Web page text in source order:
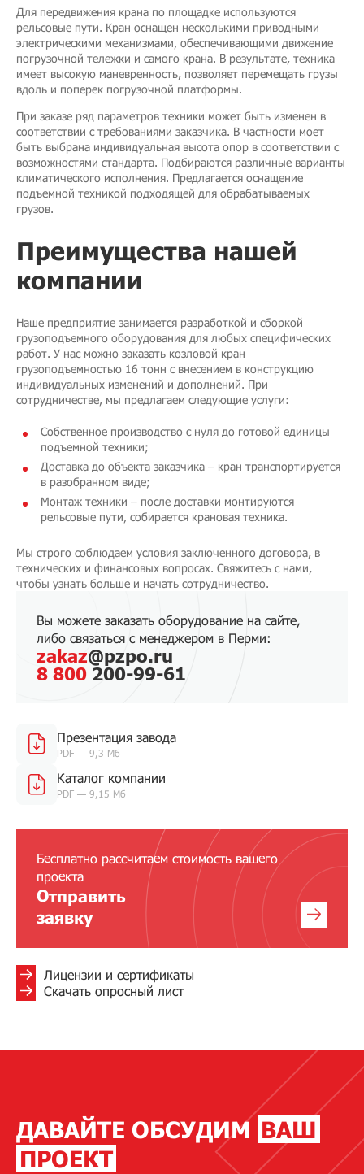
Для передвижения крана по площадке используются
рельсовые пути. Кран оснащен несколькими приводными
электрическими механизмами, обеспечивающими движение
погрузочной тележки и самого крана. В результате, техника
имеет высокую маневренность, позволяет перемещать грузы
вдоль и поперек погрузочной платформы.
При заказе ряд параметров техники может быть изменен в
соответствии с требованиями заказчика. В частности моет
быть выбрана индивидуальная высота опор в соответствии с
возможностями стандарта. Подбираются различные варианты
климатического исполнения. Предлагается оснащение
подъемной техникой подходящей для обрабатываемых
грузов.
Преимущества нашей
компании
Наше предприятие занимается разработкой и сборкой
грузоподъемного оборудования для любых специфических
работ. У нас можно заказать козловой кран
грузоподъемностью 16 тонн с внесением в конструкцию
индивидуальных изменений и дополнений. При
сотрудничестве, мы предлагаем следующие услуги:
Собственное производство с нуля до готовой единицы
подъемной техники;
Доставка до объекта заказчика – кран транспортируется
в разобранном виде;
Монтаж техники – после доставки монтируются
рельсовые пути, собирается крановая техника.
Мы строго соблюдаем условия заключенного договора, в
технических и финансовых вопросах. Свяжитесь с нами,
чтобы узнать больше и начать сотрудничество.
Вы можете заказать оборудование на сайте,
либо связаться с менеджером в Перми:
zakaz@pzpo.ru
8 800 200-99-61
Презентация завода
PDF — 9,3 Мб
Каталог компании
PDF — 9,15 Мб
Бесплатно рассчитаем стоимость вашего
проекта
Отправить
заявку
Лицензии и сертификаты
Скачать опросный лист
ДАВАЙТЕ ОБСУДИМ ВАШ
ПРОЕКТ